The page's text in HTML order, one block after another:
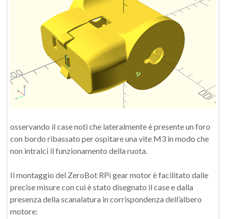
osservando il case noti che lateralmente è presente un foro
con bordo ribassato per ospitare una vite M3 in modo che
non intralci il funzionamento della ruota.
Il montaggio del ZeroBot RPi gear motor è facilitato dalle
precise misure con cui è stato disegnato il case e dalla
presenza della scanalatura in corrispondenza dell’albero
motore: